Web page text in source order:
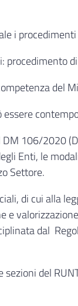
i
del
106/2020
Enti, le
Settore.
di cui alla
dal
del